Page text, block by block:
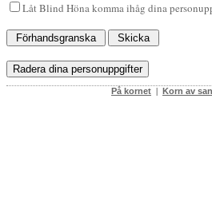
Låt Blind Höna komma ihåg dina
På kornet Korn av